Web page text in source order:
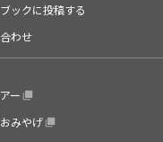
ックに投稿する
わせ
ー
みやげ